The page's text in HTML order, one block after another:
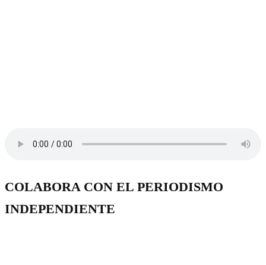
COLABORA CON EL PERIODISMO
INDEPENDIENTE